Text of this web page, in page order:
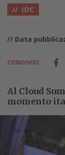
IDC
// Data
CONDIVIDI:
Al Cloud
momento